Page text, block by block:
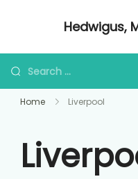
Hedwigus,
Looking
for
Something?
Home Liverpool